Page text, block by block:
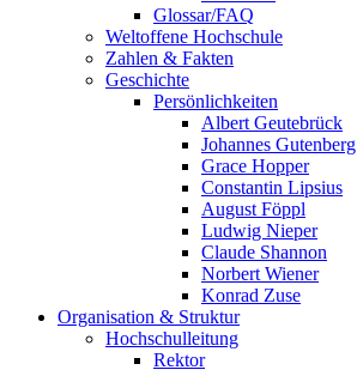
Glossar/FAQ
Weltoffene Hochschule
Zahlen & Fakten
Geschichte
Persönlichkeiten
Albert Geutebrück
Johannes Gutenberg
Grace Hopper
Constantin Lipsius
August Föppl
Ludwig Nieper
Claude Shannon
Norbert Wiener
Konrad Zuse
Organisation & Struktur
Hochschulleitung
Rektor